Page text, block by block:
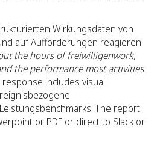
Wirkungsdaten von
auf Aufforderungen reagieren
the hours of freiwilligenwork,
the performance most activities
response includes visual
The report
or PDF or direct to Slack or